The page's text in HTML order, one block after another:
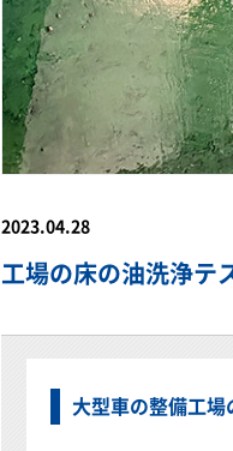
2023.04.28
工場の床の油洗浄テ
大型車の整備工